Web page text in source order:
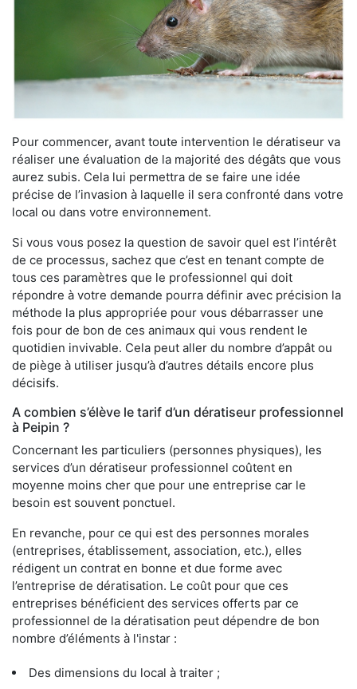
Pour commencer, avant toute intervention le dératiseur va
réaliser une évaluation de la majorité des dégâts que vous
aurez subis. Cela lui permettra de se faire une idée
précise de l’invasion à laquelle il sera confronté dans votre
local ou dans votre environnement.
Si vous vous posez la question de savoir quel est l’intérêt
de ce processus, sachez que c’est en tenant compte de
tous ces paramètres que le professionnel qui doit
répondre à votre demande pourra définir avec précision la
méthode la plus appropriée pour vous débarrasser une
fois pour de bon de ces animaux qui vous rendent le
quotidien invivable. Cela peut aller du nombre d’appât ou
de piège à utiliser jusqu’à d’autres détails encore plus
décisifs.
A combien s’élève le tarif d’un dératiseur professionnel
à Peipin ?
Concernant les particuliers (personnes physiques), les
services d’un dératiseur professionnel coûtent en
moyenne moins cher que pour une entreprise car le
besoin est souvent ponctuel.
En revanche, pour ce qui est des personnes morales
(entreprises, établissement, association, etc.), elles
rédigent un contrat en bonne et due forme avec
l’entreprise de dératisation. Le coût pour que ces
entreprises bénéficient des services offerts par ce
professionnel de la dératisation peut dépendre de bon
nombre d’éléments à l'instar :
Des dimensions du local à traiter ;